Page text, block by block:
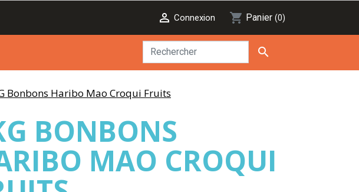
 Connexion shopping_cart Panier (0)

Bonbons Haribo Mao Croqui Fruits
BONBONS
MAO CROQUI